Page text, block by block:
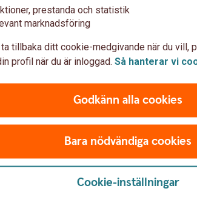
och ansvar efter barnets mognad.
sig också av.
om veckopeng
en regelbunden veckopeng, månadspeng,
Vid tio års ålder går de flesta
prestanda och statistik
marknadsföring
ta tillbaka ditt cookie-medgivande när du vill,
profil när du är inloggad. Så hanterar vi
Godkänn alla cookies
Bara nödvändiga cookies
Cookie-inställningar